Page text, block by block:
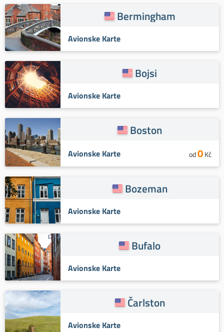
Bermingham
Avionske Karte
Bojsi
Avionske Karte
Boston
Avionske Karte od0Kč
Bozeman
Avionske Karte
Bufalo
Avionske Karte
Čarlston
Avionske Karte